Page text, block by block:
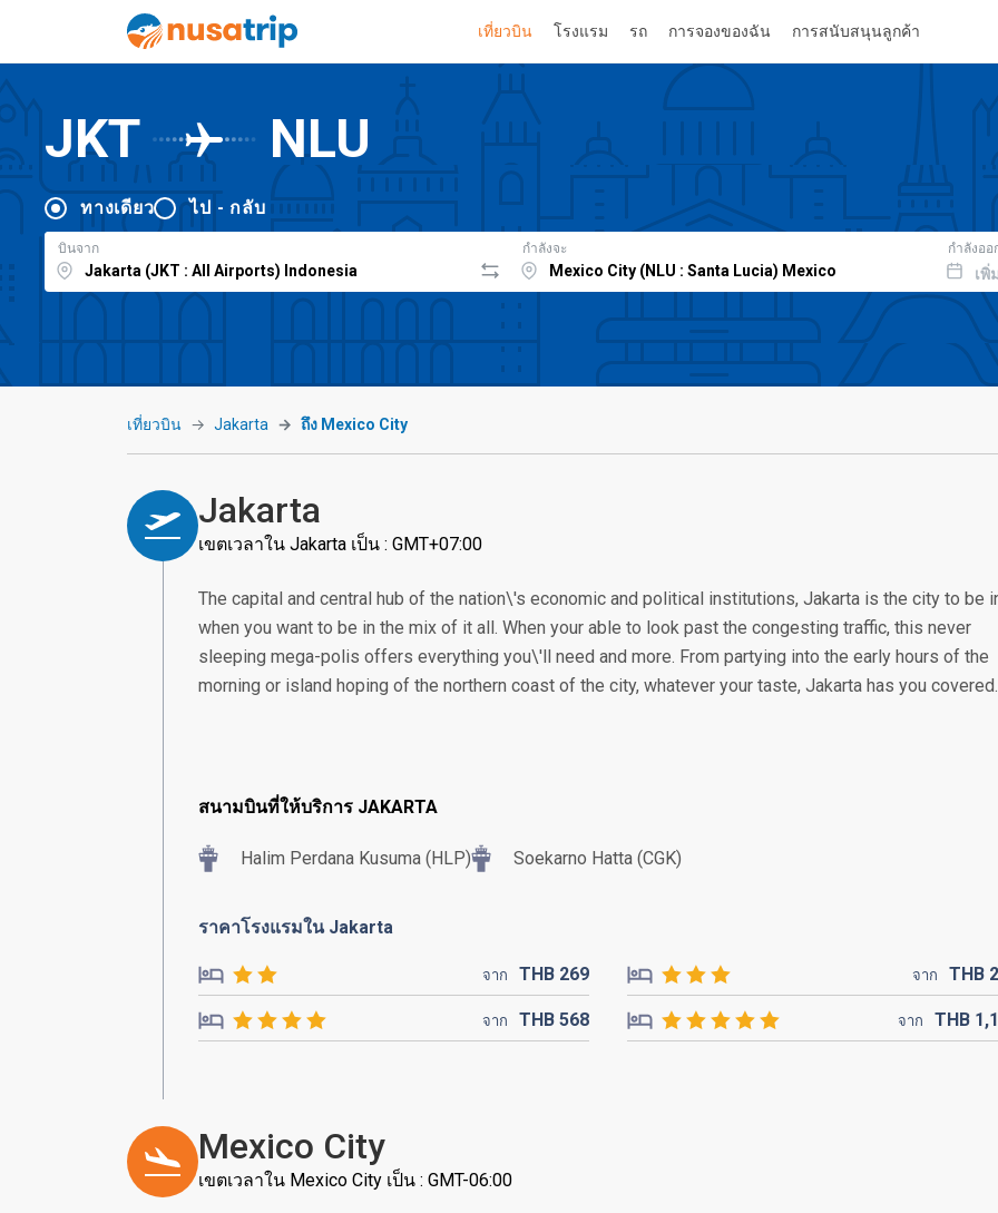
เที่ยวบิน โรงแรม รถ การจองของฉัน การสนับสนุนลูกค้า
JKT NLU
ทางเดียว ไป - กลับ
บินจาก กำลังจะ กำลังออ
เพิ่
เที่ยวบิน Jakarta ถึง Mexico City
Jakarta
เขตเวลาใน Jakarta เป็น : GMT+07:00
The capital and central hub of the nation\'s economic and political institutions, Jakarta is the city to be
when you want to be in the mix of it all. When your able to look past the congesting traffic, this never
sleeping mega-polis offers everything you\'ll need and more. From partying into the early hours of the
morning or island hoping of the northern coast of the city, whatever your taste, Jakarta has you covered.
สนามบินที่ให้บริการ JAKARTA
Halim Perdana Kusuma (HLP) Soekarno Hatta (CGK)
ราคาโรงแรมใน Jakarta
จาก THB 269 จาก THB
จาก THB568 จาก THB
Mexico City
เขตเวลาใน Mexico City เป็น : GMT-06:00